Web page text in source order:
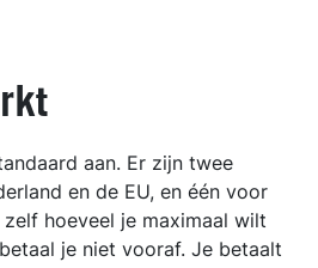
aan. Er zijn twee
en de EU, en één voor
hoeveel je maximaal wilt
je niet vooraf. Je betaalt